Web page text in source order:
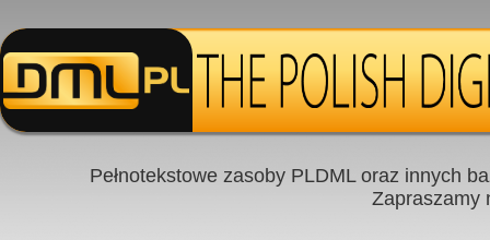
Pełnotekstowe zasoby PLDML oraz innych
Zapraszamy